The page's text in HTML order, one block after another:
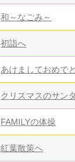
和～なごみ～
初詣へ
あけましておめで
クリスマスのサン
FAMILYの体操
紅葉散策へ